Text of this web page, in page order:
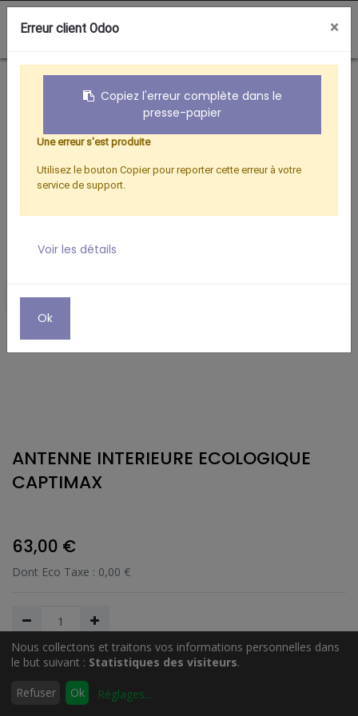
Rechercher
0
Boutique
Hertzien
ANTENNE INTERIEURE ECOLOGIQUE CAPTIMAX
ANTENNE INTERIEURE ECOLOGIQUE
CAPTIMAX
63,00 €
Dont Eco Taxe : 0,00 €
Ajouter au Panier
Nous collectons et traitons vos informations personnelles dans
le but suivant : Statistiques des visiteurs.
Refuser Ok Réglages...
Erreur client Odoo ×
Copiez l'erreur complète dans le
presse-papier
Une erreur s'est produite
Utilisez le bouton Copier pour reporter cette erreur à votre
service de support.
Voir les détails
Ok